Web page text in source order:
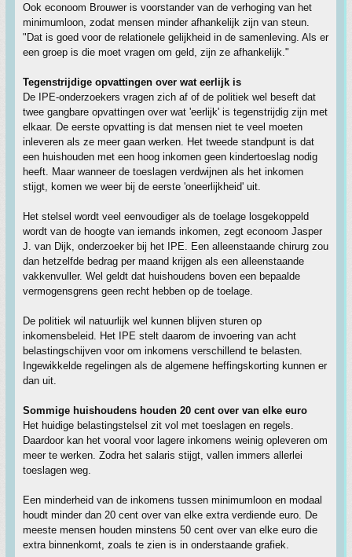
Ook econoom Brouwer is voorstander van de verhoging van het
minimumloon, zodat mensen minder afhankelijk zijn van steun.
"Dat is goed voor de relationele gelijkheid in de samenleving. Als er
een groep is die moet vragen om geld, zijn ze afhankelijk."
Tegenstrijdige opvattingen over wat eerlijk is
De IPE-onderzoekers vragen zich af of de politiek wel beseft dat
twee gangbare opvattingen over wat 'eerlijk' is tegenstrijdig zijn met
elkaar. De eerste opvatting is dat mensen niet te veel moeten
inleveren als ze meer gaan werken. Het tweede standpunt is dat
een huishouden met een hoog inkomen geen kindertoeslag nodig
heeft. Maar wanneer de toeslagen verdwijnen als het inkomen
stijgt, komen we weer bij de eerste 'oneerlijkheid' uit.
Het stelsel wordt veel eenvoudiger als de toelage losgekoppeld
wordt van de hoogte van iemands inkomen, zegt econoom Jasper
J. van Dijk, onderzoeker bij het IPE. Een alleenstaande chirurg zou
dan hetzelfde bedrag per maand krijgen als een alleenstaande
vakkenvuller. Wel geldt dat huishoudens boven een bepaalde
vermogensgrens geen recht hebben op de toelage.
De politiek wil natuurlijk wel kunnen blijven sturen op
inkomensbeleid. Het IPE stelt daarom de invoering van acht
belastingschijven voor om inkomens verschillend te belasten.
Ingewikkelde regelingen als de algemene heffingskorting kunnen er
dan uit.
Sommige huishoudens houden 20 cent over van elke euro
Het huidige belastingstelsel zit vol met toeslagen en regels.
Daardoor kan het vooral voor lagere inkomens weinig opleveren om
meer te werken. Zodra het salaris stijgt, vallen immers allerlei
toeslagen weg.
Een minderheid van de inkomens tussen minimumloon en modaal
houdt minder dan 20 cent over van elke extra verdiende euro. De
meeste mensen houden minstens 50 cent over van elke euro die
extra binnenkomt, zoals te zien is in onderstaande grafiek.